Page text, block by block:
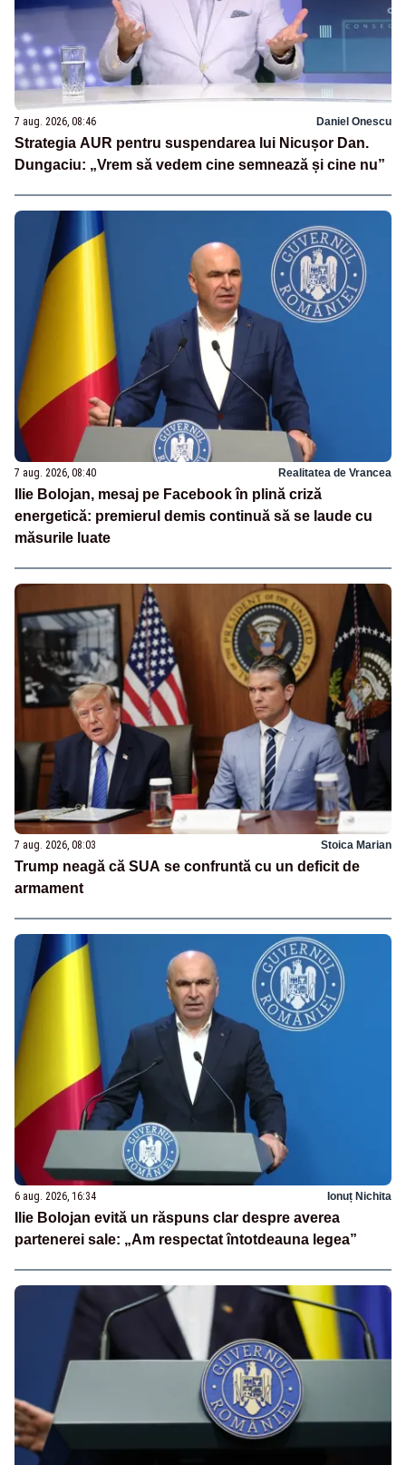
7 aug. 2026, 08:46 Daniel Onescu
Strategia AUR pentru suspendarea lui Nicușor Dan.
Dungaciu: „Vrem să vedem cine semnează și cine nu”
7 aug. 2026, 08:40 Realitatea de Vrancea
Ilie Bolojan, mesaj pe Facebook în plină criză
energetică: premierul demis continuă să se laude cu
măsurile luate
7 aug. 2026, 08:03 Stoica Marian
Trump neagă că SUA se confruntă cu un deficit de
armament
6 aug. 2026, 16:34 Ionuț Nichita
Ilie Bolojan evită un răspuns clar despre averea
partenerei sale: „Am respectat întotdeauna legea”